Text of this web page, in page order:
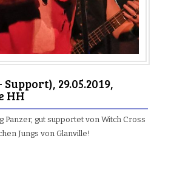
29.05.2019,
HH
Panzer, gut supportet von Witch Cross
Jungs von Glanville!